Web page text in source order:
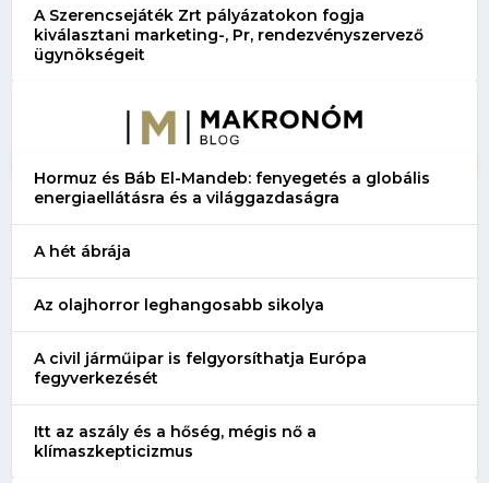
A Szerencsejáték Zrt pályázatokon fogja
kiválasztani marketing-, Pr, rendezvényszervező
ügynökségeit
Hormuz és Báb El-Mandeb: fenyegetés a globális
energiaellátásra és a világgazdaságra
A hét ábrája
Az olajhorror leghangosabb sikolya
A civil járműipar is felgyorsíthatja Európa
fegyverkezését
Itt az aszály és a hőség, mégis nő a
klímaszkepticizmus